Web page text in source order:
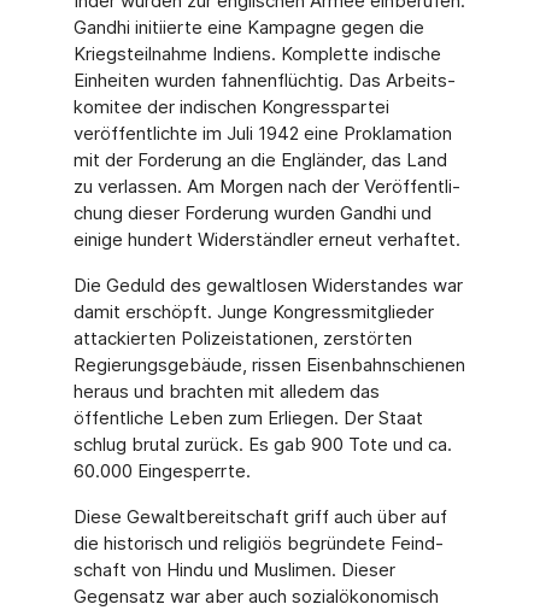
Gandhi initiierte eine Kampagne gegen die
Kriegsteilnahme Indiens. Komplette indische
Einheiten wurden fahnenflüchtig. Das Arbeits­
komitee der indischen Kongresspartei
veröffentlichte im Juli 1942 eine Proklamation
mit der Forderung an die Engländer, das Land
zu verlassen. Am Morgen nach der Veröffentli­
chung dieser Forderung wurden Gandhi und
einige hundert Widerständler erneut verhaftet.
Die Geduld des gewaltlosen Widerstandes war
damit erschöpft. Junge Kongressmitglieder
attackierten Polizeistationen, zerstörten
Regierungsgebäude, rissen Eisenbahnschienen
heraus und brachten mit alledem das
öffentliche Leben zum Erliegen. Der Staat
schlug brutal zurück. Es gab 900 Tote und ca.
60.000 Eingesperrte.
Diese Gewaltbereitschaft griff auch über auf
die historisch und religiös begründete Feind­
schaft von Hindu und Muslimen. Dieser
Gegensatz war aber auch sozialökonomisch